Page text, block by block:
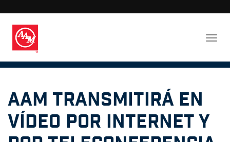
AAM transmitirá en
vídeo por Internet y